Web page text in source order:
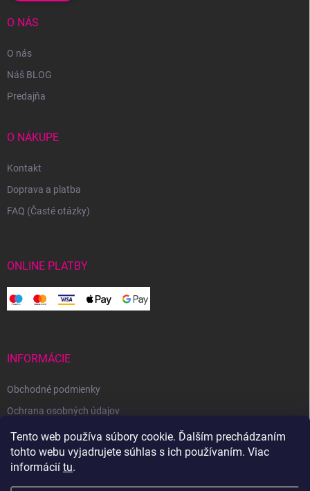
Tento web používa súbory cookie. Ďalším prechádzaním
tohto webu vyjadrujete súhlas s ich používaním. Viac
informácií tu.
O NÁS
O nás
Náš BLOG
Predajňa
O NÁKUPE
Kontakt
Doprava a platba
FAQ (Časté otázky)
ONLINE PLATBY
INFORMÁCIE
Obchodné podmienky
Ochrana osobných údajov
Reklamačný poriadok
Odstúpenie od zmluvy